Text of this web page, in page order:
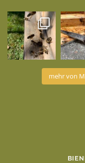
mehr von